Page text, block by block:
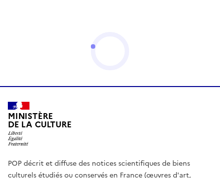
MINISTÈRE
DE LA CULTURE
POP décrit et diffuse des notices scientifiques de biens
culturels étudiés ou conservés en France (œuvres d'art,